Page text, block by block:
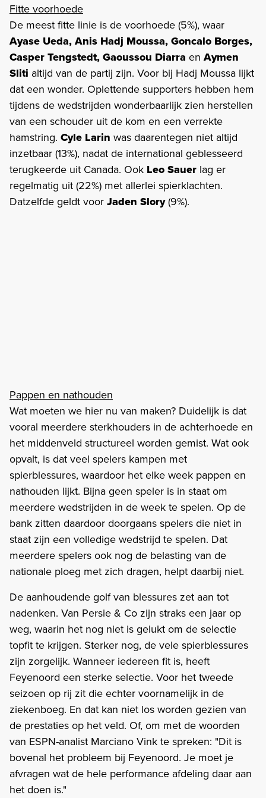
Fitte voorhoede
De meest fitte linie is de voorhoede (5%), waar
Ayase Ueda, Anis Hadj Moussa, Goncalo Borges,
Casper Tengstedt, Gaoussou Diarra en Aymen
Sliti altijd van de partij zijn. Voor bij Hadj Moussa lijkt
dat een wonder. Oplettende supporters hebben hem
tijdens de wedstrijden wonderbaarlijk zien herstellen
van een schouder uit de kom en een verrekte
hamstring. Cyle Larin was daarentegen niet altijd
inzetbaar (13%), nadat de international geblesseerd
terugkeerde uit Canada. Ook Leo Sauer lag er
regelmatig uit (22%) met allerlei spierklachten.
Datzelfde geldt voorJaden Slory(9%).
Pappen en nathouden
Wat moeten we hier nu van maken? Duidelijk is dat
vooral meerdere sterkhouders in de achterhoede en
het middenveld structureel worden gemist. Wat ook
opvalt, is dat veel spelers kampen met
spierblessures, waardoor het elke week pappen en
nathouden lijkt. Bijna geen speler is in staat om
meerdere wedstrijden in de week te spelen. Op de
bank zitten daardoor doorgaans spelers die niet in
staat zijn een volledige wedstrijd te spelen. Dat
meerdere spelers ook nog de belasting van de
nationale ploeg met zich dragen, helpt daarbij niet.
De aanhoudende golf van blessures zet aan tot
nadenken. Van Persie & Co zijn straks een jaar op
weg, waarin het nog niet is gelukt om de selectie
topfit te krijgen. Sterker nog, de vele spierblessures
zijn zorgelijk. Wanneer iedereen fit is, heeft
Feyenoord een sterke selectie. Voor het tweede
seizoen op rij zit die echter voornamelijk in de
ziekenboeg. En dat kan niet los worden gezien van
de prestaties op het veld. Of, om met de woorden
van ESPN-analist Marciano Vink te spreken: "Dit is
bovenal het probleem bij Feyenoord. Je moet je
afvragen wat de hele performance afdeling daar aan
het doen is."